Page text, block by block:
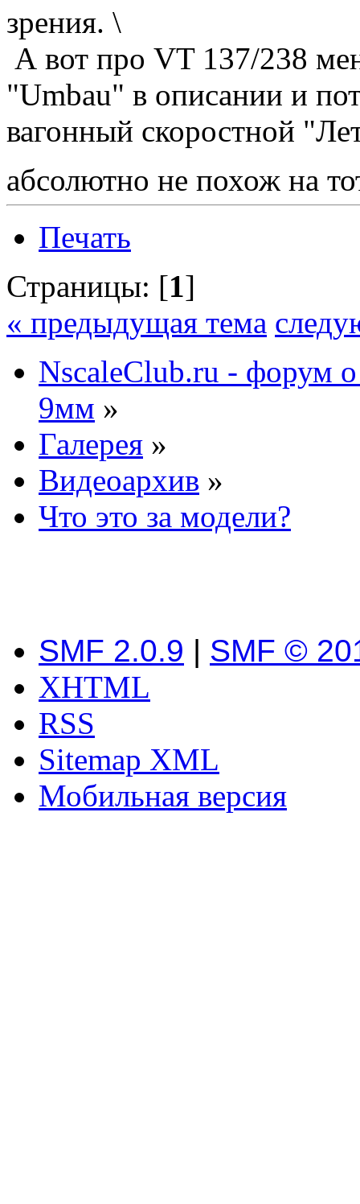
зрения.
А вот про VT 137/238
"Umbau" в описании и
вагонный скоростной
абсолютно не похож на
Печать
Страницы: [1]
« предыдущая тема
NscaleClub.ru - форум
9мм »
Галерея »
Видеоархив »
Что это за модели?
SMF 2.0.9 | SMF ©
XHTML
RSS
Sitemap XML
Мобильная версия